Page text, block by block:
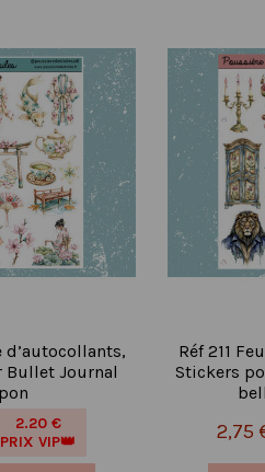
d’autocollants,
Bullet Journal
2.20 €
PRIX VIP👑
Réf 211
Stickers
2,75